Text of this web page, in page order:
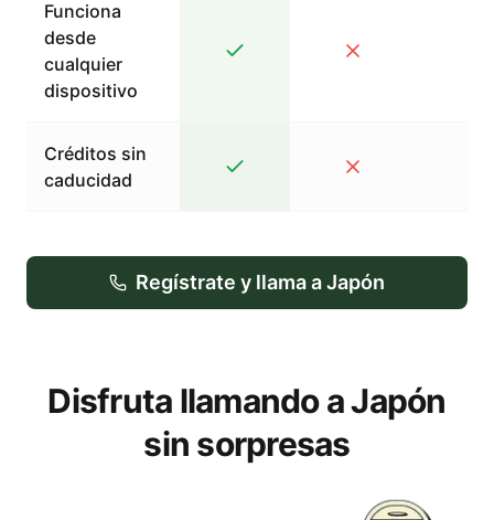
Funciona
desde
cualquier
dispositivo
Créditos sin
caducidad
Regístrate y llama a Japón
Disfruta llamando a Japón
sin sorpresas